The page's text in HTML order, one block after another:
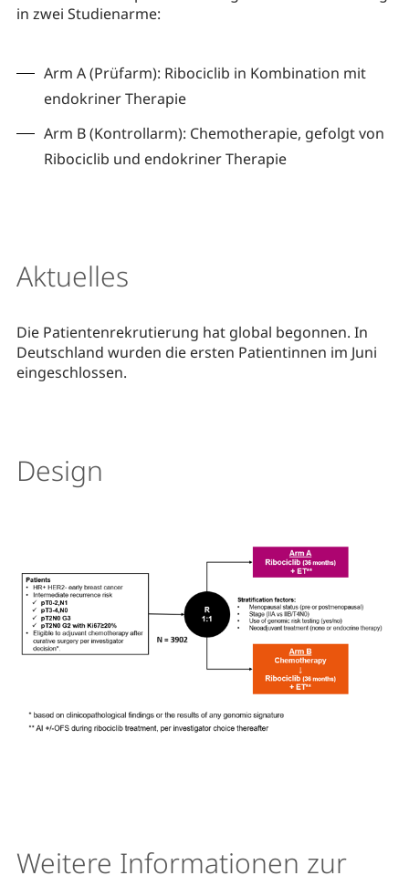
in zwei Studienarme:
Arm A (Prüfarm): Ribociclib in Kombination mit
endokriner Therapie
Arm B (Kontrollarm): Chemotherapie, gefolgt von
Ribociclib und endokriner Therapie
Aktuelles
Die Patientenrekrutierung hat global begonnen. In
Deutschland wurden die ersten Patientinnen im Juni
eingeschlossen.
Design
Weitere Informationen zur